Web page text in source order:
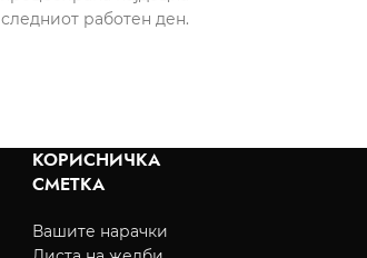
следниот работен ден.
КОРИСНИЧКА
СМЕТКА
Вашите нарачки